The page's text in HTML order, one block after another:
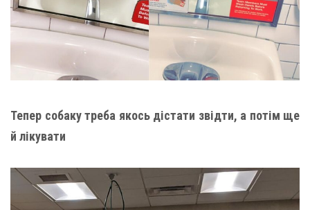
Тепер собаку треба якось дістати звідти, а потім ще
й лікувати